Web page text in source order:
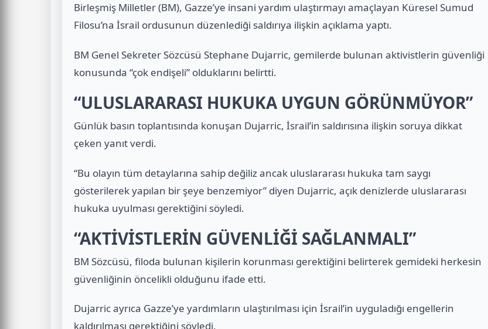
Birleşmiş Milletler (BM), Gazze’ye insani yardım ulaştırmayı amaçlayan Küresel Sumud
Filosu’na İsrail ordusunun düzenlediği saldırıya ilişkin açıklama yaptı.
BM Genel Sekreter Sözcüsü Stephane Dujarric, gemilerde bulunan aktivistlerin güvenliği
konusunda “çok endişeli” olduklarını belirtti.
“ULUSLARARASI HUKUKA UYGUN GÖRÜNMÜYOR”
Günlük basın toplantısında konuşan Dujarric, İsrail’in saldırısına ilişkin soruya dikkat
çeken yanıt verdi.
“Bu olayın tüm detaylarına sahip değiliz ancak uluslararası hukuka tam saygı
gösterilerek yapılan bir şeye benzemiyor” diyen Dujarric, açık denizlerde uluslararası
hukuka uyulması gerektiğini söyledi.
“AKTİVİSTLERİN GÜVENLİĞİ SAĞLANMALI”
BM Sözcüsü, filoda bulunan kişilerin korunması gerektiğini belirterek gemideki herkesin
güvenliğinin öncelikli olduğunu ifade etti.
Dujarric ayrıca Gazze’ye yardımların ulaştırılması için İsrail’in uyguladığı engellerin
kaldırılması gerektiğini söyledi.